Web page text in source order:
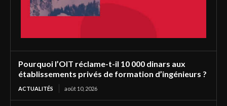
Pourquoi l’OIT réclame-t-il 10 000 dinars aux
établissements privés de formation d’ingénieurs ?
ACTUALITÉS août 10, 2026